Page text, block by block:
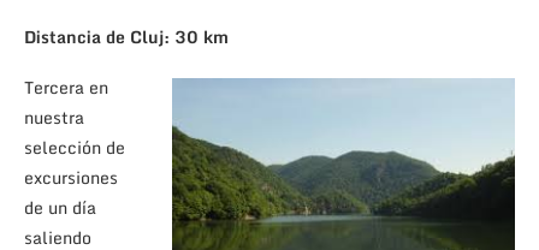
Distancia de Cluj: 30 km
Tercera en
nuestra
selección de
excursiones
de un día
saliendo